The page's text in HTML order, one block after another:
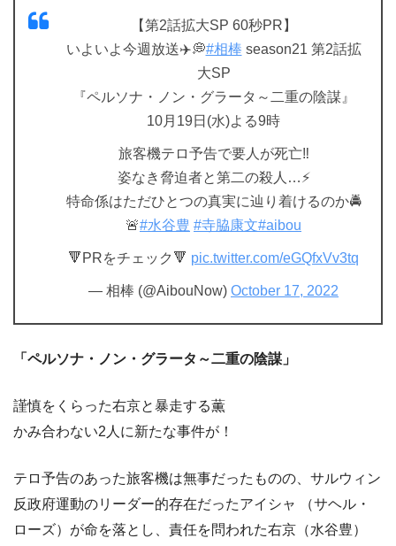
【第2話拡大SP 60秒PR】
いよいよ今週放送✈️💭#相棒 season21 第2話拡
大SP
『ペルソナ・ノン・グラータ～二重の陰謀』
10月19日(水)よる9時
旅客機テロ予告で要人が死亡‼️
姿なき脅迫者と第二の殺人…⚡️
特命係はただひとつの真実に辿り着けるのか🚔
🚨#水谷豊 #寺脇康文#aibou
🔻PRをチェック🔻 pic.twitter.com/eGQfxVv3tq
— 相棒 (@AibouNow) October 17, 2022
「ペルソナ・ノン・グラータ～二重の陰謀」
謹慎をくらった右京と暴走する薫
かみ合わない2人に新たな事件が！
テロ予告のあった旅客機は無事だったものの、サルウィン
反政府運動のリーダー的存在だったアイシャ （サヘル・
ローズ）が命を落とし、責任を問われた右京（水谷豊）